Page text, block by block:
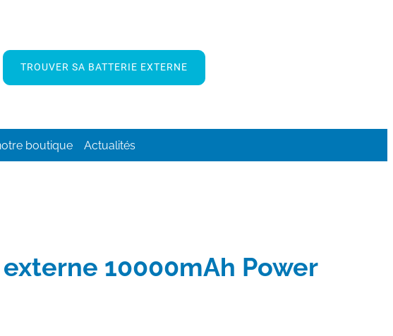
TROUVER SA BATTERIE EXTERNE
boutique Actualités
10000mAh Power